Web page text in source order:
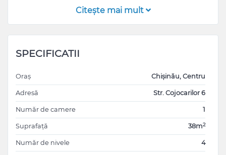
Citeşte mai mult
SPECIFICATII
Oraș Chișinău, Centru
Adresă Str. Cojocarilor 6
Număr de camere 1
Suprafață 38m2
Număr de nivele 4